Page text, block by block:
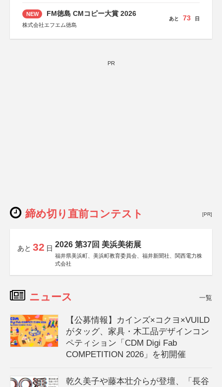
協賛：株式会社実業之日本社
NEW
FM徳島 CMコピー大賞 2026
株式会社エフエム徳島
あと 73 日
PR
締め切り直前コンテスト [PR]
あと 32 日 2026 第37回 美浜美術展
福井県美浜町、美浜町教育委員会、福井新聞社、関西電力株
式会社
ニュース 一覧
【公募情報】カインズ×コクヨ×VUILD
がタッグ、家具・木工品デザインコン
ペティション「CDM Digi Fab
COMPETITION 2026」を初開催
乾久美子や藤本壮介らが登壇、「長谷